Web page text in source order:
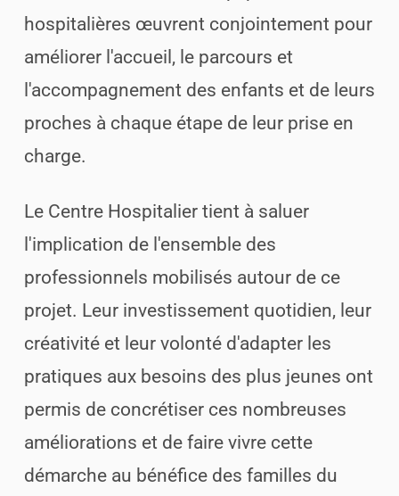
hospitalières œuvrent conjointement pour
améliorer l'accueil, le parcours et
l'accompagnement des enfants et de leurs
proches à chaque étape de leur prise en
charge.
Le Centre Hospitalier tient à saluer
l'implication de l'ensemble des
professionnels mobilisés autour de ce
projet. Leur investissement quotidien, leur
créativité et leur volonté d'adapter les
pratiques aux besoins des plus jeunes ont
permis de concrétiser ces nombreuses
améliorations et de faire vivre cette
démarche au bénéfice des familles du